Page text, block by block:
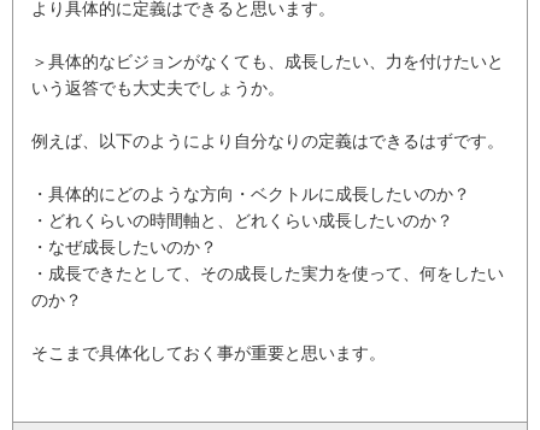
より具体的に定義はできると思います。
＞具体的なビジョンがなくても、成長したい、力を付けたいと
いう返答でも大丈夫でしょうか。
例えば、以下のようにより自分なりの定義はできるはずです。
・具体的にどのような方向・ベクトルに成長したいのか？
・どれくらいの時間軸と、どれくらい成長したいのか？
・なぜ成長したいのか？
・成長できたとして、その成長した実力を使って、何をしたい
のか？
そこまで具体化しておく事が重要と思います。